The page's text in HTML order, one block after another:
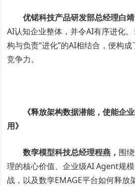
优锘科技产品研发部总经理白靖
AI认知企业整体，并令AI有序进化
构与负责“进化”的AI相结合，便构
竞争力。
《释放架构数据潜能，使能企
用》
数孪模型科技总经理程燕， 围
理的核心价值、企业级AI Agent规
战，以及数孪EMAGE平台如何释放